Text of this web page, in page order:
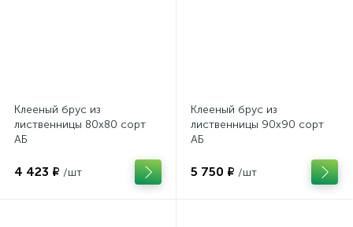
Клееный брус из
лиственницы 80х80 сорт
АБ
4 423 ₽ /шт
Клееный брус из
лиственницы 90х90 сорт
АБ
5 750 ₽ /шт